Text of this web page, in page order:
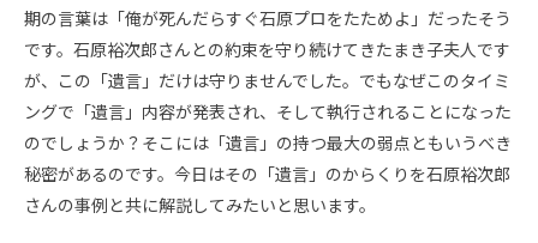
期の言葉は「俺が死んだらすぐ石原プロをたためよ」だったそう
です。石原裕次郎さんとの約束を守り続けてきたまき子夫人です
が、この「遺言」だけは守りませんでした。でもなぜこのタイミ
ングで「遺言」内容が発表され、そして執行されることになった
のでしょうか？そこには「遺言」の持つ最大の弱点ともいうべき
秘密があるのです。今日はその「遺言」のからくりを石原裕次郎
さんの事例と共に解説してみたいと思います。